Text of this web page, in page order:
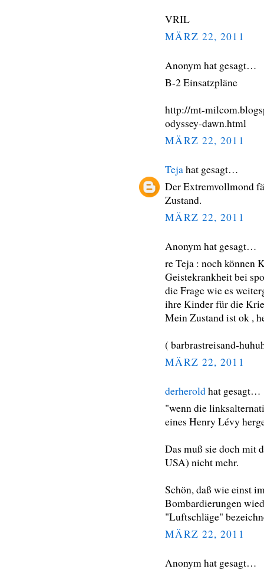
VRIL
MÄRZ 22, 2011
Anonym hat gesagt…
B-2 Einsatzpläne
http://mt-
odyssey-dawn.html
MÄRZ 22, 2011
Tejahat gesagt…
Der Extremvollmond
Zustand.
MÄRZ 22, 2011
Anonym hat gesagt…
re Teja : noch können
Geistekrankheit bei
die Frage wie es
ihre Kinder für die
Mein Zustand ist ok ,
( barbrastreisand-
MÄRZ 22, 2011
derheroldhat gesagt…
"wenn die
eines Henry Lévy
Das muß sie doch mit
USA) nicht mehr.
Schön, daß wie einst
Bombardierungen
"Luftschläge"
MÄRZ 22, 2011
Anonym hat gesagt…